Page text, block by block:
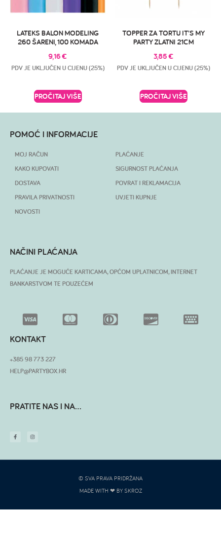
LATEKS BALON MODELING
260 ŠARENI, 100 KOMADA
9,16€
PDV JE UKLJUČEN U CIJENU (25%)
PROČITAJ VIŠE
TOPPER ZA TORTU IT’S MY
PARTY ZLATNI 21CM
3,85 €
PDV JE UKLJUČEN U CIJENU (25%)
PROČITAJ VIŠE
POMOĆ I INFORMACIJE
MOJ RAČUN
KAKO KUPOVATI
DOSTAVA
PRAVILA PRIVATNOSTI
NOVOSTI
PLAĆANJE
SIGURNOST PLAĆANJA
POVRAT I REKLAMACIJA
UVJETI KUPNJE
NAČINI PLAĆANJA
PLAĆANJE JE MOGUĆE KARTICAMA, OPĆOM UPLATNICOM, INTERNET
BANKARSTVOM TE POUZEĆEM
KONTAKT
+385 98 773 227
HELP@PARTYBOX.HR
PRATITE NAS I NA...
© SVA PRAVA PRIDRŽANA
MADE WITH ❤ BY SKROZ